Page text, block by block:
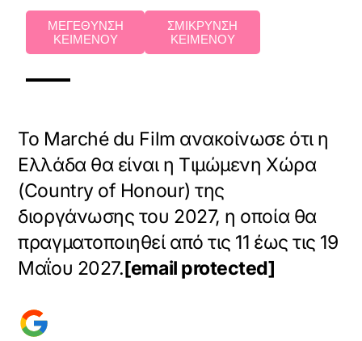
ΜΕΓΕΘΥΝΣΗ
ΚΕΙΜΕΝΟΥ
ΣΜΙΚΡΥΝΣΗ
ΚΕΙΜΕΝΟΥ
Το Marché du Film ανακοίνωσε ότι η
Ελλάδα θα είναι η Τιμώμενη Χώρα
(Country of Honour) της
διοργάνωσης του 2027, η οποία θα
πραγματοποιηθεί από τις 11 έως τις 19
Μαΐου 2027.[email protected]